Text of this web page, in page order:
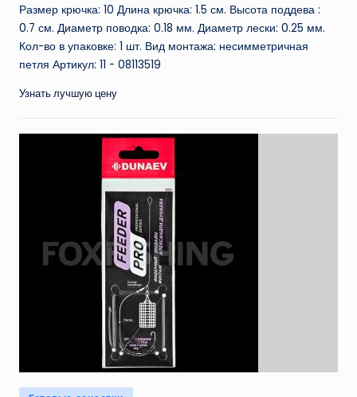
Размер крючка: 10 Длина крючка: 1.5 см. Высота поддева :
0.7 см. Диаметр поводка: 0.18 мм. Диаметр лески: 0.25 мм.
Кол-во в упаковке: 1 шт. Вид монтажа: несимметричная
петля Артикул: 11 - 08113519
Узнать лучшую цену